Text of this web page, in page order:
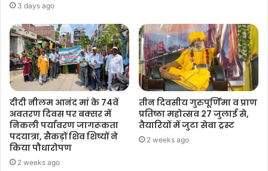
3 days ago
दीदी नीलम आनंद मां के 74वें
अवतरण दिवस पर बक्सर में
निकली पर्यावरण जागरूकता
पदयात्रा, सैकड़ों शिव शिष्यों ने
किया पौधारोपण
2 weeks ago
तीन दिवसीय गुरुपूर्णिमा व प्राण
प्रतिष्ठा महोत्सव 27 जुलाई से,
तैयारियों में जुटा सेवा ट्रस्ट
2 weeks ago